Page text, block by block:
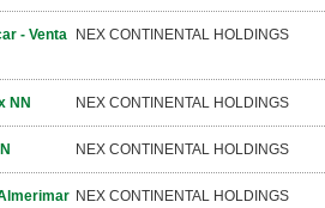
- Venta
NEX CONTINENTAL HOLDINGS
NN NEX CONTINENTAL HOLDINGS
NEX CONTINENTAL HOLDINGS
NEX CONTINENTAL HOLDINGS